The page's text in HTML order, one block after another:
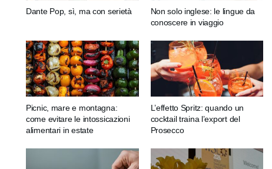
Dante Pop, sì, ma con serietà
Non solo inglese: le lingue da
conoscere in viaggio
Picnic, mare e montagna:
come evitare le intossicazioni
alimentari in estate
L’effetto Spritz: quando un
cocktail traina l’export del
Prosecco